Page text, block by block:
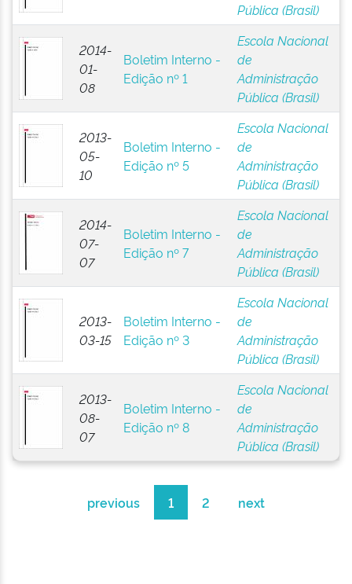
Pública (Brasil)
2014-
01-
08
Boletim Interno -
Edição nº 1
Escola Nacional
de
Administração
Pública (Brasil)
2013-
05-
10
Boletim Interno -
Edição nº 5
Escola Nacional
de
Administração
Pública (Brasil)
2014-
07-
07
Boletim Interno -
Edição nº 7
Escola Nacional
de
Administração
Pública (Brasil)
2013-
03-15
Boletim Interno -
Edição nº 3
Escola Nacional
de
Administração
Pública (Brasil)
2013-
08-
07
Boletim Interno -
Edição nº 8
Escola Nacional
de
Administração
Pública (Brasil)
previous 1 2 next